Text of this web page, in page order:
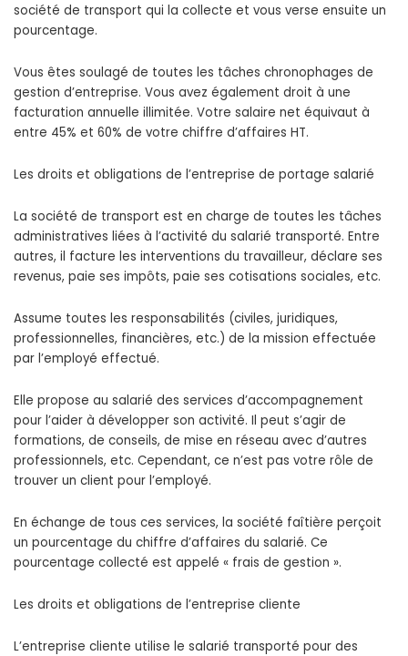
société de transport qui la collecte et vous verse ensuite un
pourcentage.
Vous êtes soulagé de toutes les tâches chronophages de
gestion d’entreprise. Vous avez également droit à une
facturation annuelle illimitée. Votre salaire net équivaut à
entre 45% et 60% de votre chiffre d’affaires HT.
Les droits et obligations de l’entreprise de portage salarié
La société de transport est en charge de toutes les tâches
administratives liées à l’activité du salarié transporté. Entre
autres, il facture les interventions du travailleur, déclare ses
revenus, paie ses impôts, paie ses cotisations sociales, etc.
Assume toutes les responsabilités (civiles, juridiques,
professionnelles, financières, etc.) de la mission effectuée
par l’employé effectué.
Elle propose au salarié des services d’accompagnement
pour l’aider à développer son activité. Il peut s’agir de
formations, de conseils, de mise en réseau avec d’autres
professionnels, etc. Cependant, ce n’est pas votre rôle de
trouver un client pour l’employé.
En échange de tous ces services, la société faîtière perçoit
un pourcentage du chiffre d’affaires du salarié. Ce
pourcentage collecté est appelé « frais de gestion ».
Les droits et obligations de l’entreprise cliente
L’entreprise cliente utilise le salarié transporté pour des